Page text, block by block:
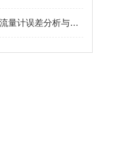
超声波明渠流量计误差分析与精度提升方案